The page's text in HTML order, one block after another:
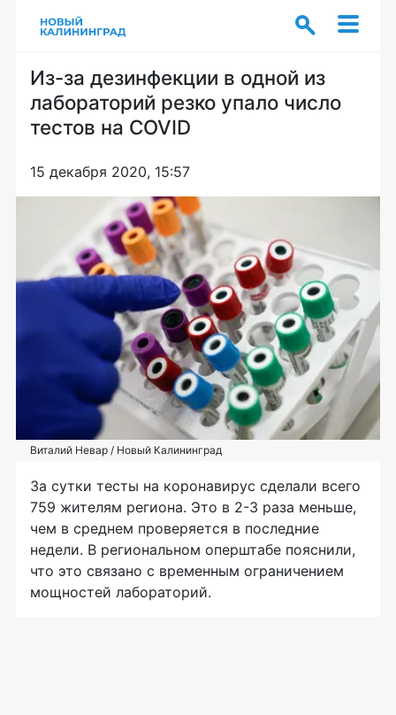
Из-за дезинфекции в одной из
лабораторий резко упало число
тестов на COVID
15 декабря 2020, 15:57
Виталий Невар / Новый Калининград
За сутки тесты на коронавирус сделали всего
759 жителям региона. Это в 2-3 раза меньше,
чем в среднем проверяется в последние
недели. В региональном оперштабе пояснили,
что это связано с временным ограничением
мощностей лабораторий.